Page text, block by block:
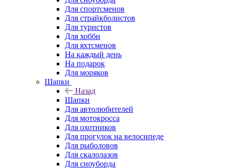
Для спортсменов
Для страйкболистов
Для туристов
Для хобби
Для яхтсменов
На каждый день
На подарок
Для моряков
Шапки
Назад
Шапки
Для автолюбителей
Для мотокросса
Для охотников
Для прогулок на велосипеде
Для рыболовов
Для скалолазов
Для сноуборда